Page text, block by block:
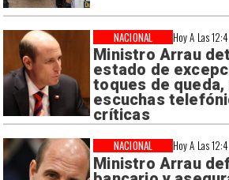
Hoy A Las
Ministro Arrau
estado de
toques de
escuchas
críticas
NACIONAL
Hoy A Las
Ministro Arrau
NACIONAL